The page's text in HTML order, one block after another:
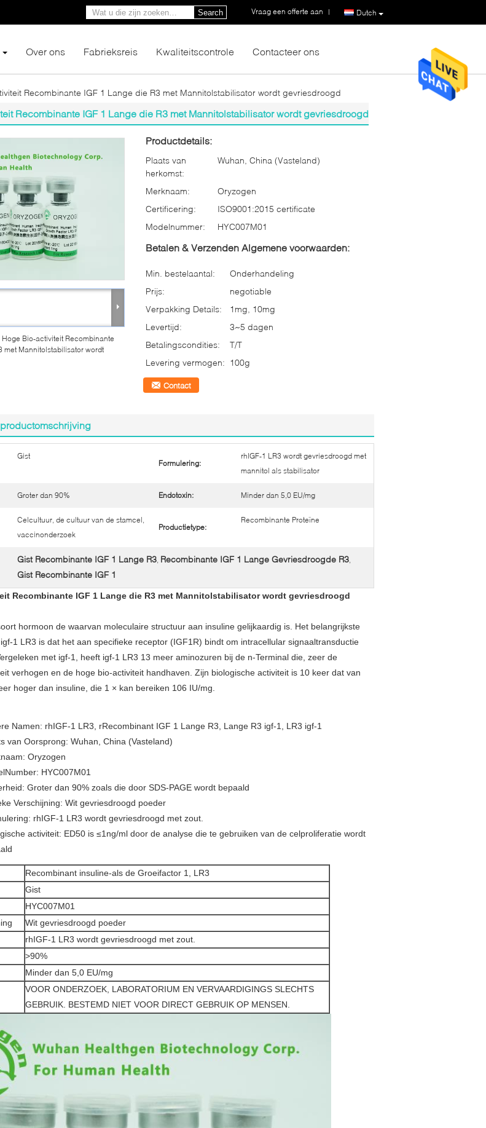
Dutch
Vraag een offerte aan |
Search
Over ons Fabrieksreis Kwaliteitscontrole Contacteer ons
Recombinante IGF 1 Lange die R3 met Mannitolstabilisator wordt gevriesdroogd
Recombinante IGF 1 Lange die R3 met Mannitolstabilisator wordt gevriesdroogd
Hoge Bio-activiteit Recombinante
met Mannitolstabilisator wordt
Productdetails:
Plaats van
herkomst:
Wuhan, China (Vasteland)
Merknaam:
Oryzogen
Certificering:
ISO9001:2015 certificate
Modelnummer:
HYC007M01
Betalen & Verzenden Algemene voorwaarden:
Min. bestelaantal:
Onderhandeling
Prijs:
negotiable
Verpakking Details:
1mg, 10mg
Levertijd:
3~5 dagen
Betalingscondities:
T/T
Levering vermogen: 100g
Contact
Gist
Formulering:
rhIGF-1 LR3 wordt gevriesdroogd met
mannitol als stabilisator
Groter dan 90% Endotoxin: Minder dan 5,0 EU/mg
Celcultuur, de cultuur van de stamcel,
vaccinonderzoek
Productietype:
Recombinante Proteïne
Gist Recombinante IGF 1 Lange R3, Recombinante IGF 1 Lange Gevriesdroogde R3,
Gist Recombinante IGF 1
Recombinante IGF 1 Lange die R3 met Mannitolstabilisator wordt gevriesdroogd
hormoon de waarvan moleculaire structuur aan insuline gelijkaardig is. Het belangrijkste
1 LR3 is dat het aan specifieke receptor (IGF1R) bindt om intracellular signaaltransductie
met igf-1, heeft igf-1 LR3 13 meer aminozuren bij de n-Terminal die, zeer de
verhogen en de hoge bio-activiteit handhaven. Zijn biologische activiteit is 10 keer dat van
hoger dan insuline, die 1 × kan bereiken 106 IU/mg.
Namen: rhIGF-1 LR3, rRecombinant IGF 1 Lange R3, Lange R3 igf-1, LR3 igf-1
van Oorsprong: Wuhan, China (Vasteland)
Oryzogen
HYC007M01
Groter dan 90% zoals die door SDS-PAGE wordt bepaald
Verschijning: Wit gevriesdroogd poeder
rhIGF-1 LR3 wordt gevriesdroogd met zout.
activiteit: ED50 is ≤1ng/ml door de analyse die te gebruiken van de celproliferatie wordt
Recombinant insuline-als de Groeifactor 1, LR3
Gist
HYC007M01
Wit gevriesdroogd poeder
rhIGF-1 LR3 wordt gevriesdroogd met zout.
>90%
Minder dan 5,0 EU/mg
VOOR ONDERZOEK, LABORATORIUM EN VERVAARDIGINGS SLECHTS
GEBRUIK. BESTEMD NIET VOOR DIRECT GEBRUIK OP MENSEN.